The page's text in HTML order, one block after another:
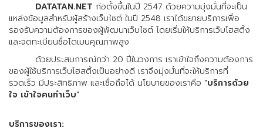
DATATAN.NET ก่อตั้งขึ้นในปี 2547 ด้วยความมุ่งมั่นที่จะเป็น
แหล่งข้อมูลสำหรับผู้สร้างเว็บไซต์ ในปี 2548 เราได้ขยายบริการเพื่อ
รองรับความต้องการของผู้พัฒนาเว็บไซต์ โดยเริ่มให้บริการเว็บโฮสติ้ง
และจดทะเบียนชื่อโดเมนคุณภาพสูง
ด้วยประสบการณ์กว่า 20 ปีในวงการ เราเข้าใจถึงความต้องการ
ของผู้ใช้บริการเว็บโฮสติ้งเป็นอย่างดี เราจึงมุ่งมั่นที่จะให้บริการที่
รวดเร็ว มีประสิทธิภาพ และเชื่อถือได้ นโยบายของเราคือ "บริการด้วย
ใจ เข้าใจคนทำเว็บ"
บริการของเรา: